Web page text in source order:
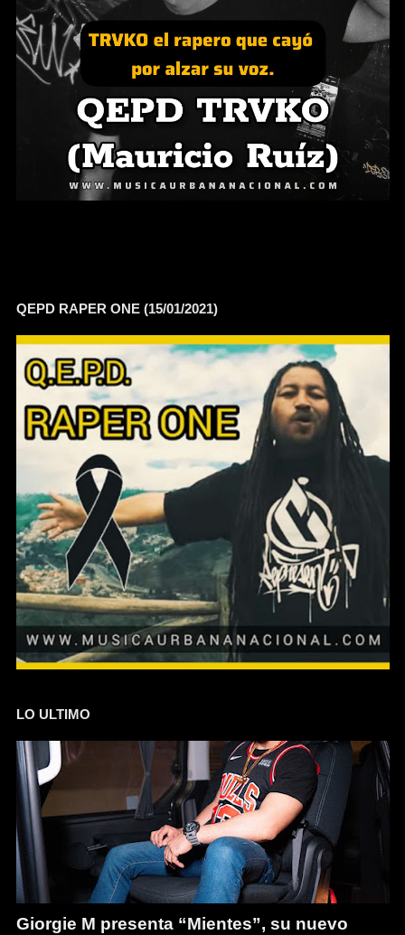
QEPD RAPER ONE (15/01/2021)
LO ULTIMO
Giorgie M presenta “Mientes”, su nuevo